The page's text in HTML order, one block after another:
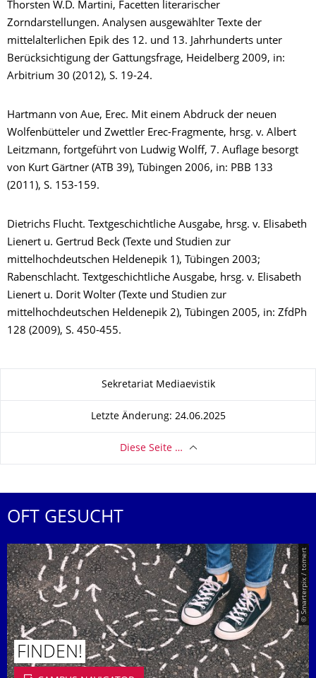
Thorsten W.D. Martini, Facetten literarischer
Zorndarstellungen. Analysen ausgewählter Texte der
mittelalterlichen Epik des 12. und 13. Jahrhunderts unter
Berücksichtigung der Gattungsfrage, Heidelberg 2009, in:
Arbitrium 30 (2012), S. 19-24.
Hartmann von Aue, Erec. Mit einem Abdruck der neuen
Wolfenbütteler und Zwettler Erec-Fragmente, hrsg. v. Albert
Leitzmann, fortgeführt von Ludwig Wolff, 7. Auflage besorgt
von Kurt Gärtner (ATB 39), Tübingen 2006, in: PBB 133
(2011), S. 153-159.
Dietrichs Flucht. Textgeschichtliche Ausgabe, hrsg. v. Elisabeth
Lienert u. Gertrud Beck (Texte und Studien zur
mittelhochdeutschen Heldenepik 1), Tübingen 2003;
Rabenschlacht. Textgeschichtliche Ausgabe, hrsg. v. Elisabeth
Lienert u. Dorit Wolter (Texte und Studien zur
mittelhochdeutschen Heldenepik 2), Tübingen 2005, in: ZfdPh
128 (2009), S. 450-455.
Zu dieser SeiteSekretariat Mediaevistik
Letzte Änderung: 24.06.2025
Diese Seite …
OFT GESUCHT
© Smarterpix / tomert
FINDEN!